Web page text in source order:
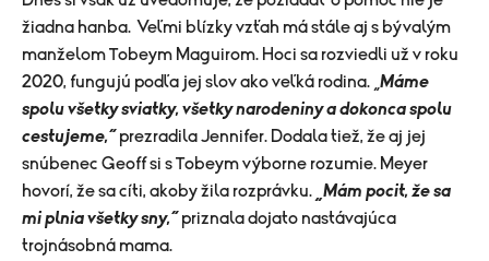
žiadna hanba. Veľmi blízky vzťah má stále aj s bývalým
manželom Tobeym Maguirom. Hoci sa rozviedli už v roku
2020, fungujú podľa jej slov ako veľká rodina. „ Máme
spolu všetky sviatky, všetky narodeniny a dokonca spolu
cestujeme,“ prezradila Jennifer. Dodala tiež, že aj jej
snúbenec Geoff si s Tobeym výborne rozumie. Meyer
hovorí, že sa cíti, akoby žila rozprávku.
„Mám pocit, že sa
mi plnia všetky sny,“ priznala dojato nastávajúca
trojnásobná mama.